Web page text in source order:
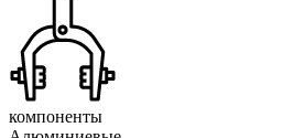
компоненты